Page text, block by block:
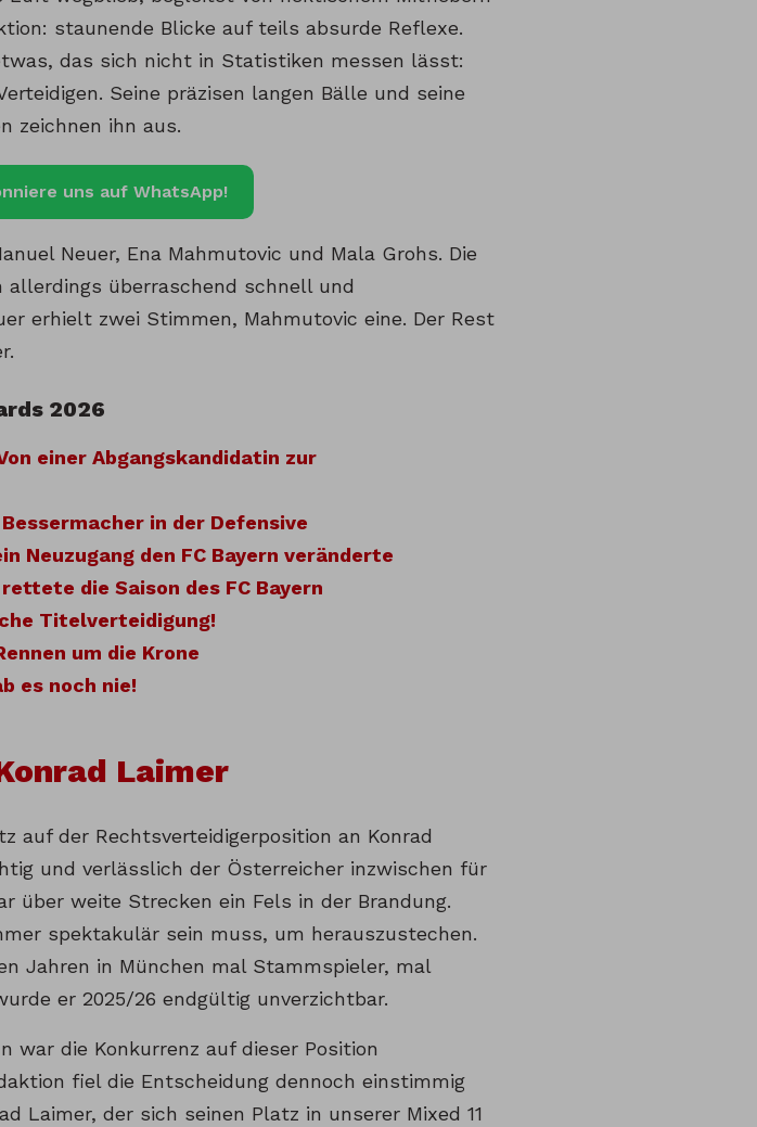
staunende Blicke auf teils absurde Reflexe.
das sich nicht in Statistiken messen lässt:
Seine präzisen langen Bälle und seine
zeichnen ihn aus.
uns auf WhatsApp!
Neuer, Ena Mahmutovic und Mala Grohs. Die
überraschend schnell und
erhielt zwei Stimmen, Mahmutovic eine. Der Rest
2026
einer Abgangskandidatin zur
in der Defensive
Neuzugang den FC Bayern veränderte
die Saison des FC Bayern
Titelverteidigung!
um die Krone
es noch nie!
Laimer
auf der Rechtsverteidigerposition an Konrad
und verlässlich der Österreicher inzwischen für
über weite Strecken ein Fels in der Brandung.
spektakulär sein muss, um herauszustechen.
Jahren in München mal Stammspieler, mal
er 2025/26 endgültig unverzichtbar.
war die Konkurrenz auf dieser Position
fiel die Entscheidung dennoch einstimmig
Laimer, der sich seinen Platz in unserer Mixed 11